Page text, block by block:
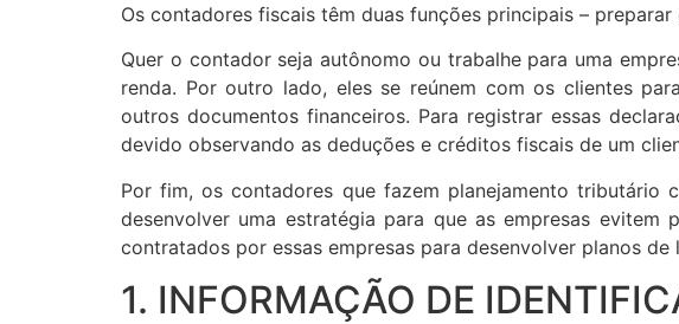
Os contadores fiscais têm duas funções principais –
Quer o contador seja autônomo ou trabalhe para uma
renda. Por outro lado, eles se reúnem com os clientes
outros documentos financeiros. Para registrar essas
devido observando as deduções e créditos fiscais de um
Por fim, os contadores que fazem planejamento tributário
desenvolver uma estratégia para que as empresas
contratados por essas empresas para desenvolver planos
1. INFORMAÇÃO DE